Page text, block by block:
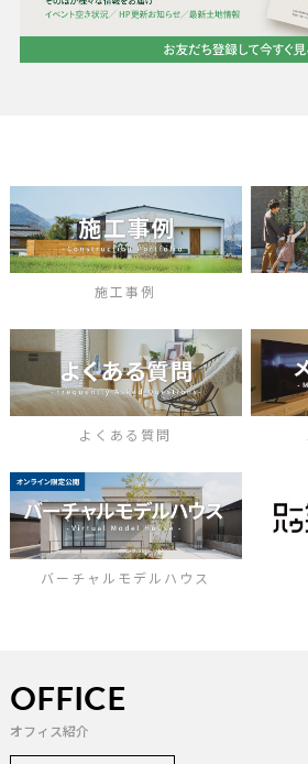
施工事例
よくある質問
バーチャルモデルハウス
OFFICE
オフィス紹介